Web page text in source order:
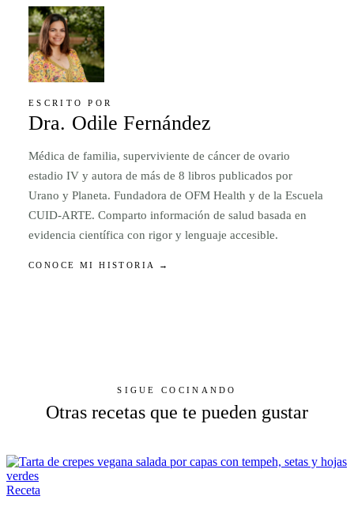
ESCRITO POR
Dra. Odile Fernández
Médica de familia, superviviente de cáncer de ovario
estadio IV y autora de más de 8 libros publicados por
Urano y Planeta. Fundadora de OFM Health y de la Escuela
CUID-ARTE. Comparto información de salud basada en
evidencia científica con rigor y lenguaje accesible.
CONOCE MI HISTORIA →
SIGUE COCINANDO
Otras recetas que te pueden gustar
Receta